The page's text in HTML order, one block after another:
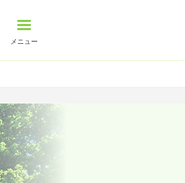
メニュー